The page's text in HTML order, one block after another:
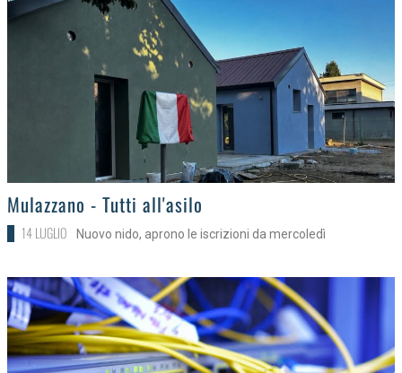
>Mulazzano - Tutti all'asilo
14 LUGLIO Nuovo nido, aprono le iscrizioni da mercoledì